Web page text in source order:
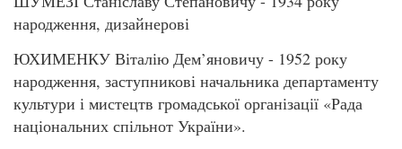
народження, дизайнерові
ЮХИМЕНКУ Віталію Дем’яновичу - 1952 року
народження, заступникові начальника департаменту
культури і мистецтв громадської організації «Рада
національних спільнот України».